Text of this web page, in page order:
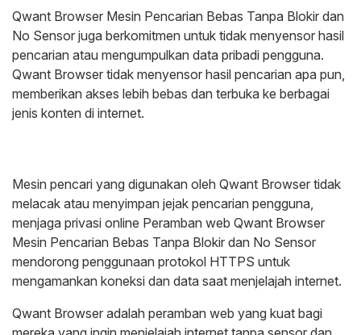
Qwant Browser Mesin Pencarian Bebas Tanpa Blokir dan
No Sensor juga berkomitmen untuk tidak menyensor hasil
pencarian atau mengumpulkan data pribadi pengguna.
Qwant Browser tidak menyensor hasil pencarian apa pun,
memberikan akses lebih bebas dan terbuka ke berbagai
jenis konten di internet.
Mesin pencari yang digunakan oleh Qwant Browser tidak
melacak atau menyimpan jejak pencarian pengguna,
menjaga privasi online Peramban web Qwant Browser
Mesin Pencarian Bebas Tanpa Blokir dan No Sensor
mendorong penggunaan protokol HTTPS untuk
mengamankan koneksi dan data saat menjelajah internet.
Qwant Browser adalah peramban web yang kuat bagi